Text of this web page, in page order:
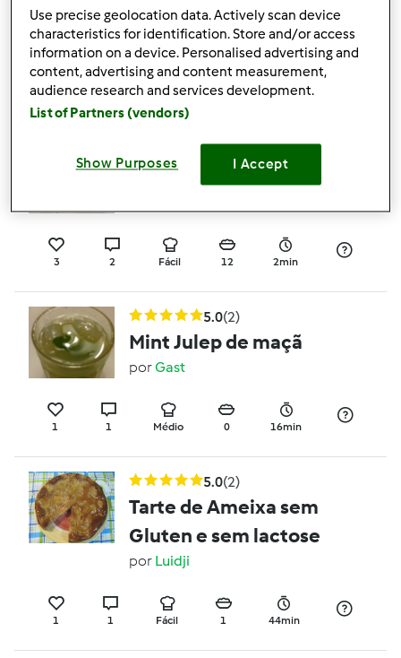
bacon e curgete
porGast
2 2 Fácil 6 21min
Tarte de maracujá
3 2 Fácil 12 2min
5.0(2)
Mint Julep de maçã
porGast
1 1 Médio 0 16min
5.0(2)
Tarte de Ameixa sem
Gluten e sem lactose
por Luidji
1 1 Fácil 1 44min
Use precise geolocation data. Actively scan device
characteristics for identification. Store and/or access
information on a device. Personalised advertising and
content, advertising and content measurement,
audience research and services development.
List of Partners (vendors)
Show Purposes I Accept